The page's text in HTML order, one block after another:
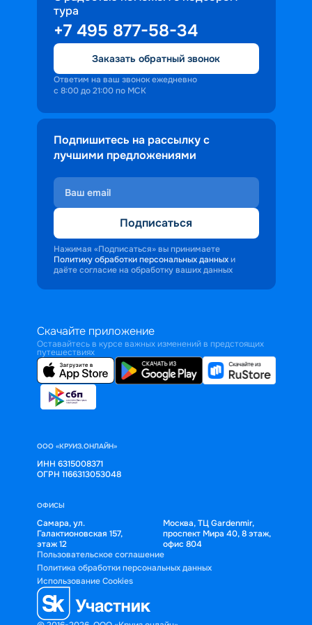
доброжелательность и заинтересованность
персонала корабля в каждом госте.
Ступая на борт теплохода, пассажиры
попадают в совершенно иную атмосферу,
где властвует тяга к приключениям и
открытиям.
тура
+7 495 877-58-34
Заказать обратный звонок
Ответим на ваш звонок ежедневно
с 8:00 до 21:00 по МСК
Подпишитесь на рассылку с
лучшими предложениями
Подписаться
Нажимая «Подписаться» вы принимаете
Политику обработки персональных данных и
даёте согласие на обработку ваших данных
Скачайте приложение
Оставайтесь в курсе важных изменений в предстоящих
путешествиях
ООО «КРУИЗ.ОНЛАЙН»
ИНН 6315008371
ОГРН 1166313053048
ОФИСЫ
Самара, ул.
Галактионовская 157,
этаж 12
Москва, ТЦ Gardenmir,
проспект Мира 40, 8 этаж,
офис 804
Пользовательское соглашение
Политика обработки персональных данных
Использование Cookies